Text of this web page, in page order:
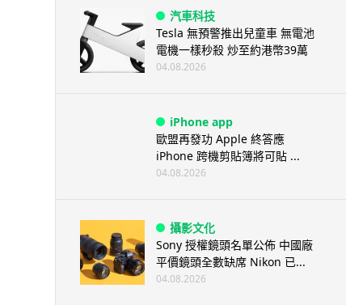
汽車科技
Tesla 無預警推出兒童車 無電池
電機一樣秒殺 炒至約港幣39萬
04.08.2026
iPhone app
歐盟再發功 Apple 終答應
iPhone 跨機剪貼簿將可貼 ...
04.08.2026
攝影文化
Sony 授權鏡頭名單公佈 中國廠
平價鏡頭全數缺席 Nikon 已...
04.08.2026